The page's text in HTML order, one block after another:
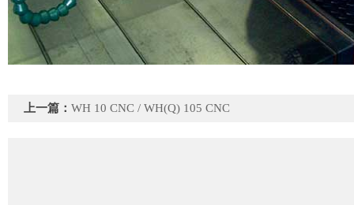
上一篇： WH 10 CNC / WH(Q) 105 CNC